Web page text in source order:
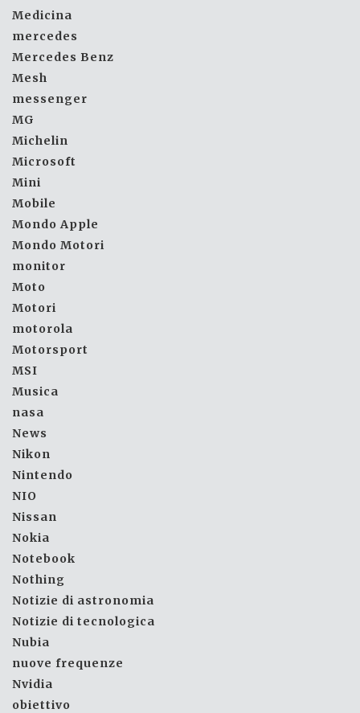
Medicina
mercedes
Mercedes Benz
Mesh
messenger
MG
Michelin
Microsoft
Mini
Mobile
Mondo Apple
Mondo Motori
monitor
Moto
Motori
motorola
Motorsport
MSI
Musica
nasa
News
Nikon
Nintendo
NIO
Nissan
Nokia
Notebook
Nothing
Notizie di astronomia
Notizie di tecnologica
Nubia
nuove frequenze
Nvidia
obiettivo